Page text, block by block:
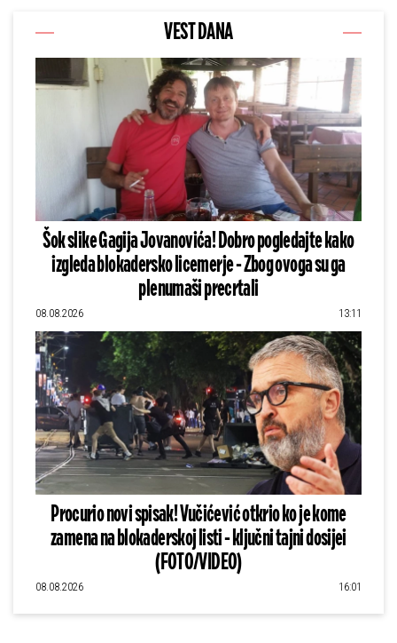
VEST DANA
Šok slike Gagija Jovanovića! Dobro pogledajte kako
izgleda blokadersko licemerje - Zbog ovoga su ga
plenumaši precrtali
08.08.2026 13:11
Procurio novi spisak! Vučićević otkrio ko je kome
zamena na blokaderskoj listi - ključni tajni dosijei
(FOTO/VIDEO)
08.08.2026 16:01